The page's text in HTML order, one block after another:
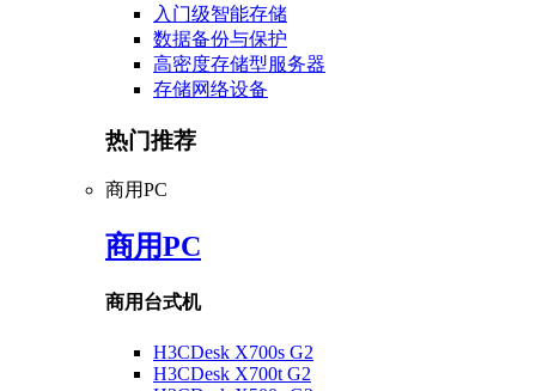
入门级智能存储
数据备份与保护
高密度存储型服务器
存储网络设备
热门推荐
商用PC
商用PC
商用台式机
H3CDesk X700s G2
H3CDesk X700t G2